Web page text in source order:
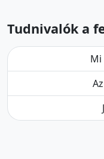
Tudnivalók a
Mi